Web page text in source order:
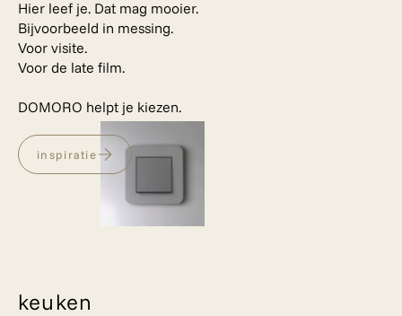
Hier leef je. Dat mag mooier.
Bijvoorbeeld in messing.
Voor visite.
Voor de late film.
DOMORO helpt je kiezen.
inspiratie
keuken